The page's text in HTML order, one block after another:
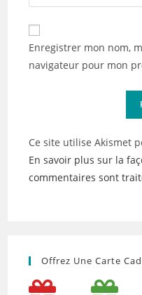
comment
comment
l’URL
de
votre
(facultatif)
Enregistrer mon nom,
navigateur pour mon
Ce site utilise Akismet
En savoir plus sur la
commentaires sont
Offrez Une Carte